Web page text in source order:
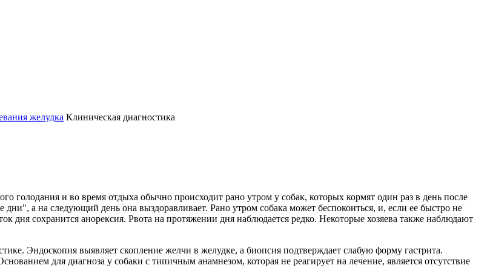
желудка Клиническая диагностика
голодания и во время отдыха обычно происходит рано утром у собак, которых кормят один раз в день после
а на следующий день она выздоравливает. Рано утром собака может беспокоиться, и, если ее быстро не
дня сохранится анорексия. Рвота на протяжении дня наблюдается редко. Некоторые хозяева также наблюдают
Эндоскопия выявляет скопление желчи в желудке, а биопсия подтверждает слабую форму гастрита.
для диагноза у собаки с типичным анамнезом, которая не реагирует на лечение, является отсутствие